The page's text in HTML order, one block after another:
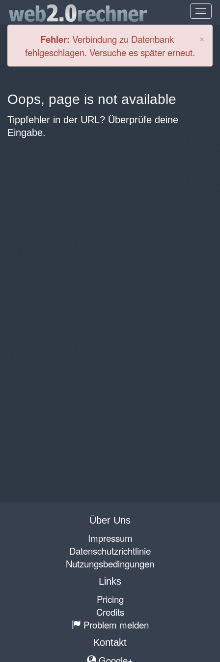
×
Fehler: Verbindung zu Datenbank
fehlgeschlagen. Versuche es später erneut.
Oops, page is not available
Tippfehler in der URL? Überprüfe deine
Eingabe.
Über Uns
Impressum
Datenschutzrichtlinie
Nutzungsbedingungen
Links
Pricing
Credits
Problem melden
Kontakt